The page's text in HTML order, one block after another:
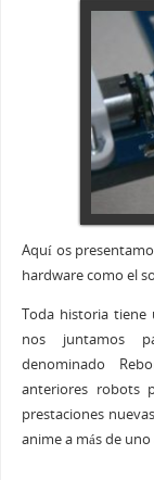
Aquí os
hardware como el
Toda historia tiene
nos juntamos
denominado
anteriores robots
prestaciones
anime a más de